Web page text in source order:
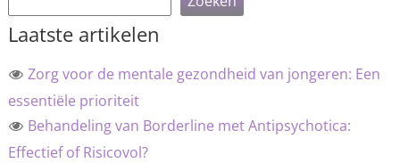
Laatste artikelen
Zorg voor de mentale gezondheid van jongeren: Een
essentiële prioriteit
Behandeling van Borderline met Antipsychotica:
Effectief of Risicovol?